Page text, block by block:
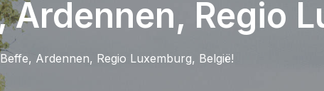
Regio
Ardennen, Regio Luxemburg, België!